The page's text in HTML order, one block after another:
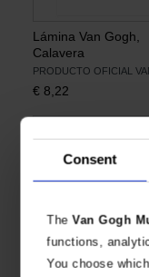
Consent
TheVan Gogh
functions,
You choose
Lámina Van Gogh,
Calavera
€ 8,22